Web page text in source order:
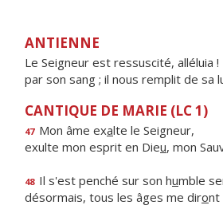
ANTIENNE
Le Seigneur est ressuscité, alléluia
par son sang ; il nous remplit de sa
CANTIQUE DE MARIE (LC 1)
47 Mon âme exalte le Seigneur,
exulte mon esprit en Dieu, mon
48 Il s'est penché sur son humble
désormais, tous les âges me diront